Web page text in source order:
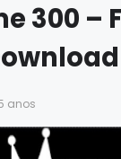
300 –
anos